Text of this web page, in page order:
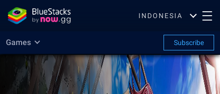
INDONESIA
Games Subscribe